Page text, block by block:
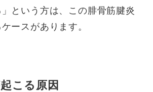
という方は、この腓骨筋腱炎
ースがあります。
こる原因